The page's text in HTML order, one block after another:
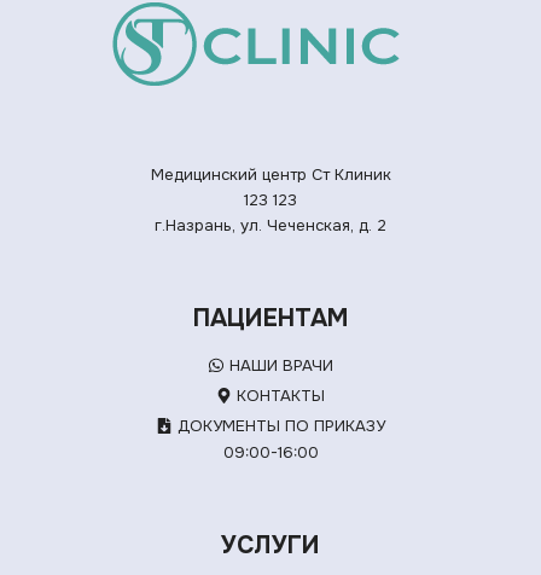
Медицинский центр Ст Клиник
123 123
г.Назрань, ул. Чеченская, д. 2
ПАЦИЕНТАМ
НАШИ ВРАЧИ
КОНТАКТЫ
ДОКУМЕНТЫ ПО ПРИКАЗУ
09:00-16:00
УСЛУГИ